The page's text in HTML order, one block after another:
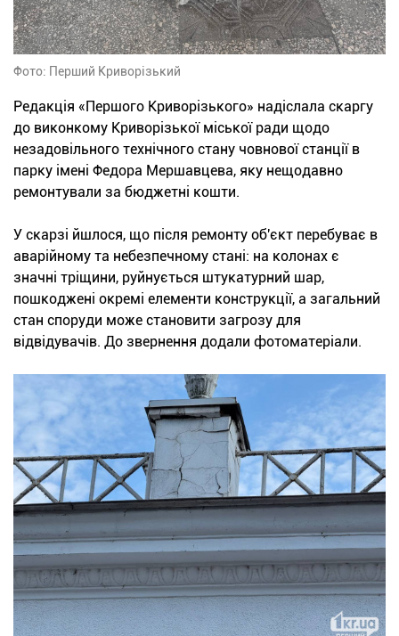
Фото: Перший Криворізький
Редакція «Першого Криворізького» надіслала скаргу
до виконкому Криворізької міської ради щодо
незадовільного технічного стану човнової станції в
парку імені Федора Мершавцева, яку нещодавно
ремонтували за бюджетні кошти.
У скарзі йшлося, що після ремонту об'єкт перебуває в
аварійному та небезпечному стані: на колонах є
значні тріщини, руйнується штукатурний шар,
пошкоджені окремі елементи конструкції, а загальний
стан споруди може становити загрозу для
відвідувачів. До звернення додали фотоматеріали.